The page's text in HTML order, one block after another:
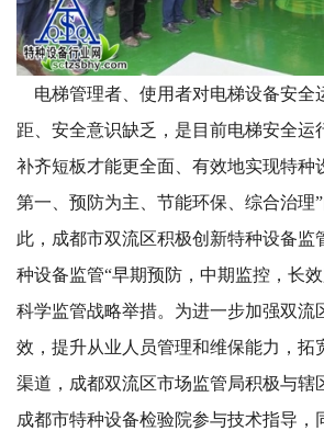
电梯管理者、使用者对电梯设备安全
距、安全意识缺乏，是目前电梯安全运
补齐短板才能更全面、有效地实现特种
第一、预防为主、节能环保、综合治理
此，成都市双流区积极创新特种设备监
种设备监管“早期预防，中期监控，长
科学监管战略举措。为进一步加强双流
效，提升从业人员管理和维保能力，拓
渠道，成都双流区市场监管局积极与辖
成都市特种设备检验院参与技术指导，